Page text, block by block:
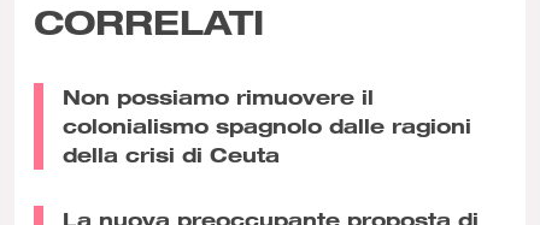
CORRELATI
Non possiamo rimuovere il
colonialismo spagnolo dalle ragioni
della crisi di Ceuta
La nuova preoccupante proposta di